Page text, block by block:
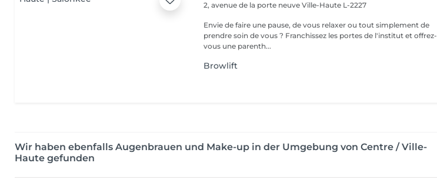
2, avenue de la porte neuveVille-Haute L-2227
Envie de faire une pause, de vous relaxer ou tout simplement de
prendre soin de vous ? Franchissez les portes de l'institut et offrez-
vous une parenth...
Browlift
Wir haben ebenfalls Augenbrauen und Make-up in der Umgebung von Centre / Ville-
Haute gefunden